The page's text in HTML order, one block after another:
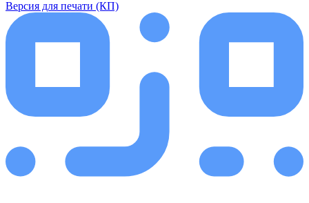
Версия для печати (КП)